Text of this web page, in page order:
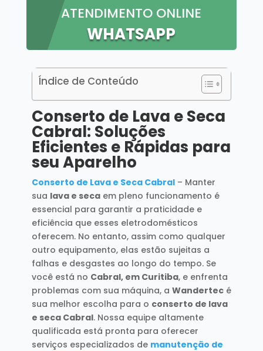
ATENDIMENTO ONLINE
WHATSAPP
Índice de Conteúdo
Conserto de Lava e Seca
Cabral: Soluções
Eficientes e Rápidas para
seu Aparelho
Conserto de Lava e Seca Cabral– Manter
sua lava e secaem pleno funcionamento é
essencial para garantir a praticidade e
eficiência que esses eletrodomésticos
oferecem. No entanto, assim como qualquer
outro equipamento, elas estão sujeitas a
falhas e desgastes ao longo do tempo. Se
você está no Cabral, em Curitiba, e enfrenta
problemas com sua máquina, a Wandertecé
sua melhor escolha para o conserto de lava
e seca Cabral. Nossa equipe altamente
qualificada está pronta para oferecer
serviços especializados de manutenção de